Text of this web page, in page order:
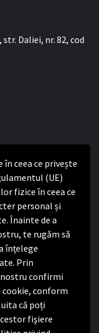
ceea ce privește
(UE)
fizice în ceea ce
personal și
Înainte de a
te rugăm să
înțelege
Prin
confirmi
conform
că poți
fişiere
Daliei, nr. 82, cod
Regulamentului